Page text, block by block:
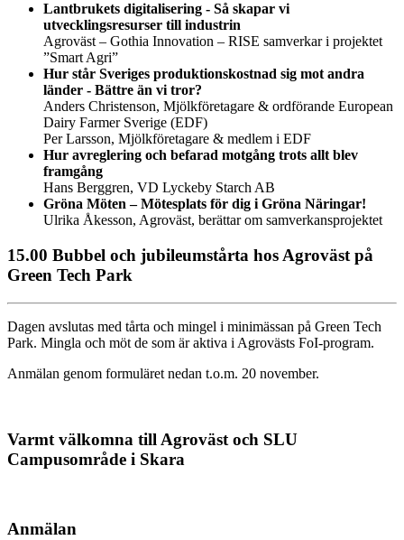
Lantbrukets digitalisering - Så skapar vi
utvecklingsresurser till industrin
Agroväst – Gothia Innovation – RISE samverkar i projektet
”Smart Agri”
Hur står Sveriges produktionskostnad sig mot andra
länder - Bättre än vi tror?
Anders Christenson, Mjölkföretagare & ordförande European
Dairy Farmer Sverige (EDF)
Per Larsson, Mjölkföretagare & medlem i EDF
Hur avreglering och befarad motgång trots allt blev
framgång
Hans Berggren, VD Lyckeby Starch AB
Gröna Möten – Mötesplats för dig i Gröna Näringar!
Ulrika Åkesson, Agroväst, berättar om samverkansprojektet
15.00 Bubbel och jubileumstårta hos Agroväst på
Green Tech Park
Dagen avslutas med tårta och mingel i minimässan på Green Tech
Park. Mingla och möt de som är aktiva i Agrovästs FoI-program.
Anmälan genom formuläret nedan t.o.m. 20 november.
Varmt välkomna till Agroväst och SLU
Campusområde i Skara
Anmälan